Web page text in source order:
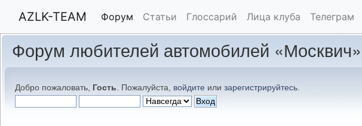
AZLK-TEAM Форум Статьи Глоссарий Лица клуба Телеграм
Форум любителей автомобилей «Москвич»
Добро пожаловать, Гость . Пожалуйста, войдите или зарегистрируйтесь